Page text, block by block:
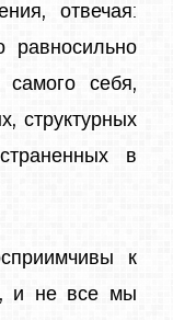
отвечая:
себя,
структурных
в
к
и не все мы